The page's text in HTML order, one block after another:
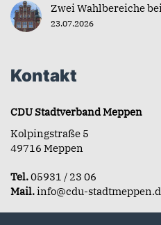
Zwei Wahlbereiche
23.07.2026
Kontakt
CDU Stadtverband Meppen
Kolpingstraße 5
49716 Meppen
Tel.05931 / 23 06
Mail.info@cdu-